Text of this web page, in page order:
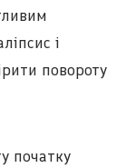
і
повороту
початку